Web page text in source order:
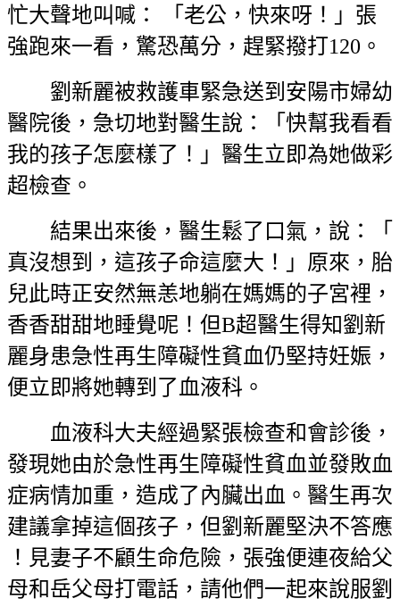
忙大聲地叫喊： 「老公，快來呀！」張
強跑來一看，驚恐萬分，趕緊撥打120。
劉新麗被救護車緊急送到安陽市婦幼
醫院後，急切地對醫生說：「快幫我看看
我的孩子怎麼樣了！」醫生立即為她做彩
超檢查。
結果出來後，醫生鬆了口氣，說：「
真沒想到，這孩子命這麼大！」原來，胎
兒此時正安然無恙地躺在媽媽的子宮裡，
香香甜甜地睡覺呢！但B超醫生得知劉新
麗身患急性再生障礙性貧血仍堅持妊娠，
便立即將她轉到了血液科。
血液科大夫經過緊張檢查和會診後，
發現她由於急性再生障礙性貧血並發敗血
症病情加重，造成了內臟出血。醫生再次
建議拿掉這個孩子，但劉新麗堅決不答應
！見妻子不顧生命危險，張強便連夜給父
母和岳父母打電話，請他們一起來說服劉